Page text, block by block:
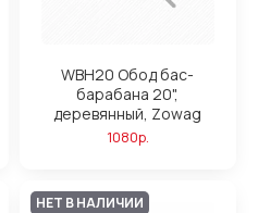
WBH20 Обод бас-
барабана 20",
деревянный, Zowag
1080р.
НЕТ В НАЛИЧИИ